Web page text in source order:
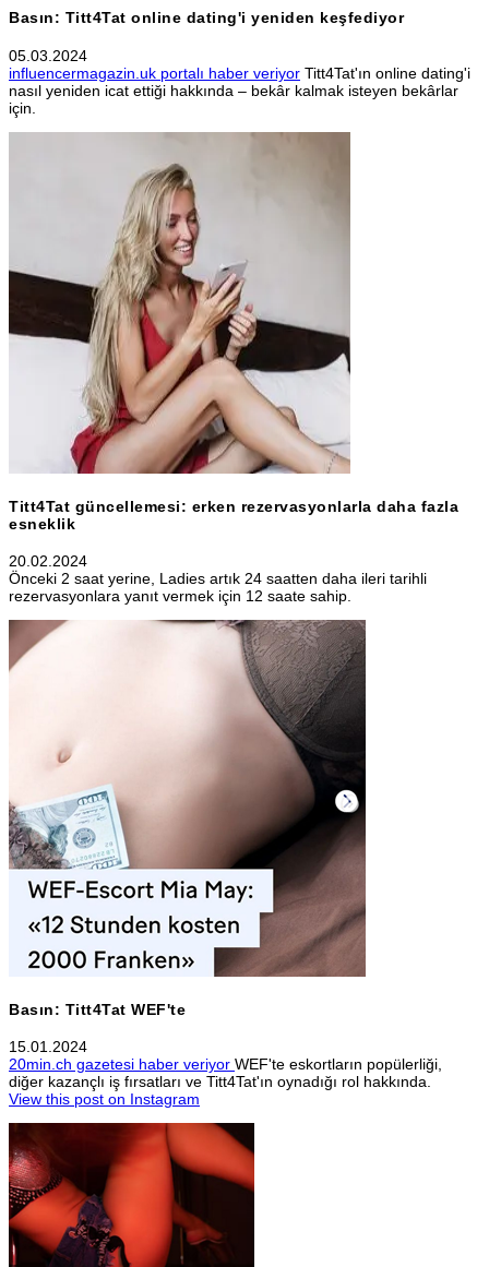
Basın: Titt4Tat online dating'i yeniden keşfediyor
05.03.2024
influencermagazin.uk portalı haber veriyor Titt4Tat'ın online dating'i
nasıl yeniden icat ettiği hakkında – bekâr kalmak isteyen bekârlar
için.
Titt4Tat güncellemesi: erken rezervasyonlarla daha fazla
esneklik
20.02.2024
Önceki 2 saat yerine, Ladies artık 24 saatten daha ileri tarihli
rezervasyonlara yanıt vermek için 12 saate sahip.
Basın: Titt4Tat WEF'te
15.01.2024
20min.ch gazetesi haber veriyor WEF'te eskortların popülerliği,
diğer kazançlı iş fırsatları ve Titt4Tat'ın oynadığı rol hakkında.
View this post on Instagram